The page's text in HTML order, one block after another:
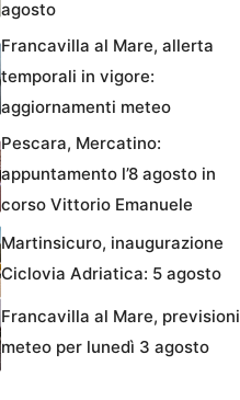
agosto
Francavilla al Mare, allerta
temporali in vigore:
aggiornamenti meteo
Pescara, Mercatino:
appuntamento l’8 agosto in
corso Vittorio Emanuele
Martinsicuro, inaugurazione
Ciclovia Adriatica: 5 agosto
Francavilla al Mare, previsioni
meteo per lunedì 3 agosto